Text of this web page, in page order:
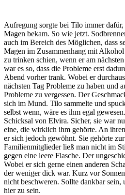
Aufregung sorgte bei Tilo immer dafür,
Magen bekam. So wie jetzt.
auch im Bereich des Möglichen, dass
Magen im Zusammenhang mit Alkohol
zu trinken schien, wenn er am
war es so, dass die Probleme erst
Abend vorher trank. Wobei er
nächsten Tag Probleme zu haben und
Probleme zu vergessen. Der
sich im Mund. Tilo sammelte und
selbst wenn, wäre es ihm egal
Schicksal von Elvira. Sicher, sie war
eine, die wirklich ihm gehörte. An
er sich jedoch gewöhnt. Sie gehörte
Familienmitglieder ließ man nicht im
gegen eine leere Flasche. Der
Wobei er sich gerne einen anderen
der weniger dick war. Kurz vor
nicht beschweren. Sollte dankbar sein,
hier zu sein.